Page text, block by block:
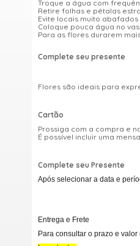
Troque a água com
Retire folhas e pétalas
Evite locais muito
Coloque pouca água no
Para as flores durarem
Complete seu presente
Flores são ideais para
Cartão
Prossiga com a compra e
É possível incluir uma
Complete seu Presente
Após selecionar a data e
Entrega e Frete
Para consultar o prazo e